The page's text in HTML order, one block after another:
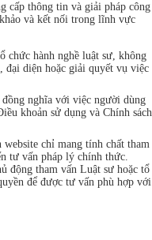
cấp thông tin và giải pháp công
và kết nối trong lĩnh vực
hành nghề luật sư, không
diện hoặc giải quyết vụ việc
nghĩa với việc người dùng
khoản sử dụng và Chính sách
chỉ mang tính chất tham
tư vấn pháp lý chính thức.
động tham vấn Luật sư hoặc tổ
để được tư vấn phù hợp với